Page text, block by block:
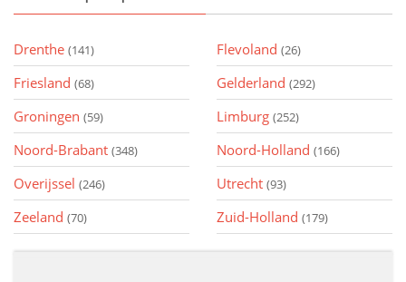
Drenthe (141) Flevoland (26)
Friesland (68) Gelderland (292)
Groningen (59) Limburg (252)
Noord-Brabant (348) Noord-Holland (166)
Overijssel (246) Utrecht (93)
Zeeland (70) Zuid-Holland (179)